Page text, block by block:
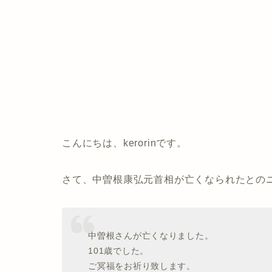
こんにちは、kerorinです。
さて、中曽根康弘元首相が亡くなられたとの
中曽根さんが亡くなりました。
101歳でした。
ご冥福をお祈り致します。